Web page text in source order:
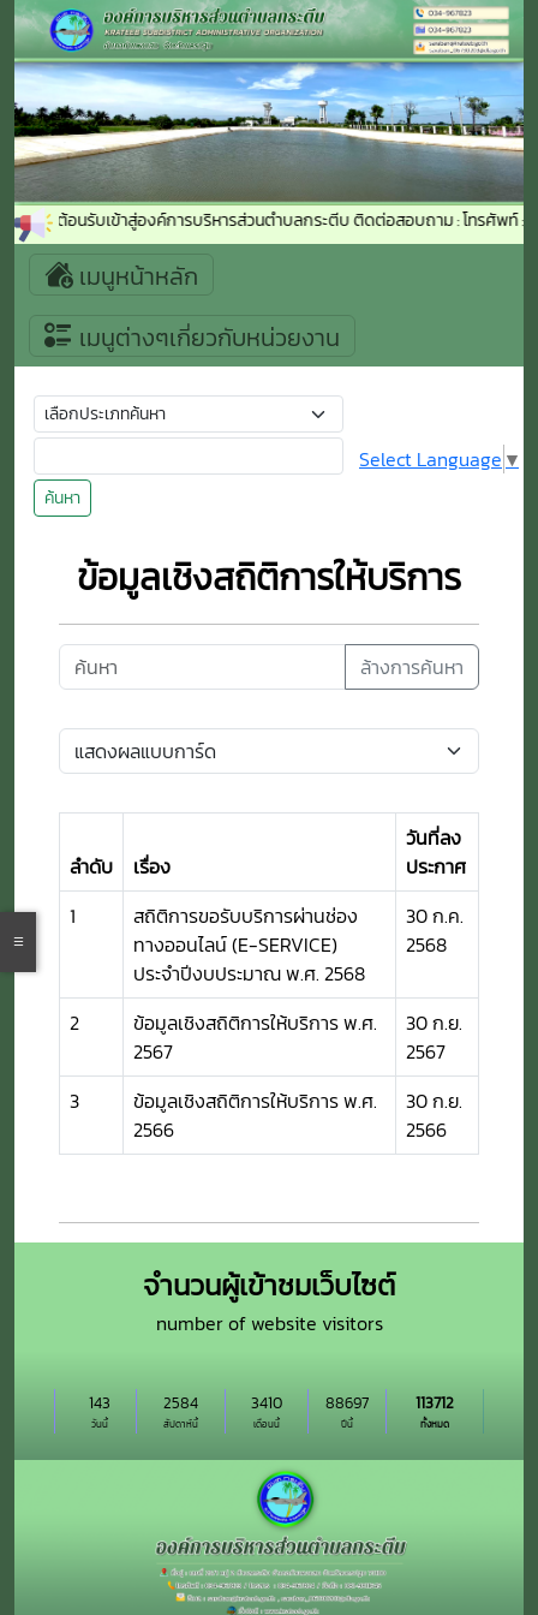
ยินดีต้อนรับเข้าสู่องค์การบริหารส่วนตำบลกระตีบ ติดต่อสอบถาม : โทรศัพท์ :
เมนูหน้าหลัก
เมนูต่างๆเกี่ยวกับหน่วยงาน
ค้นหา
Select Language ▼
ข้อมูลเชิงสถิติการให้บริการ
ล้างการค้นหา
ลำดับ เรื่อง
วันที่ลง
ประกาศ
1
สถิติการขอรับบริการผ่านช่อง
ทางออนไลน์ (E-SERVICE)
ประจำปีงบประมาณ พ.ศ. 2568
30 ก.ค.
2568
2
ข้อมูลเชิงสถิติการให้บริการ พ.ศ.
2567
30 ก.ย.
2567
3
ข้อมูลเชิงสถิติการให้บริการ พ.ศ.
2566
30 ก.ย.
2566
จำนวนผู้เข้าชมเว็บไซต์
number of website visitors
วันนี้
143
สัปดาห์นี้
2584
เดือนนี้
3410
ปีนี้
88697
ทั้งหมด
113712